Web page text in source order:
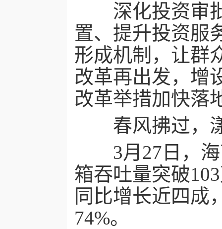
深化投资审批
置、提升投资服
形成机制，让群
改革再出发，
改革举措加快落
春风拂过，漾
3月27日，海
箱吞吐量突破
同比增长近四成
74%。